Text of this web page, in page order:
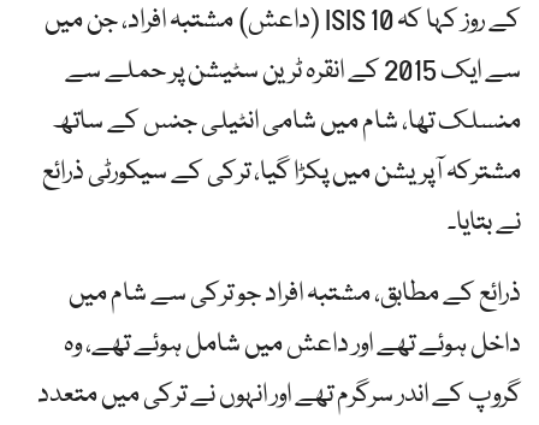
کے روز کہا کہ 10 ISIS (داعش) مشتبہ افراد، جن میں
سے ایک 2015 کے انقرہ ٹرین سٹیشن پر حملے سے
منسلک تھا، شام میں شامی انٹیلی جنس کے ساتھ
مشترکہ آپریشن میں پکڑا گیا، ترکی کے سیکورٹی ذرائع
نے بتایا۔
ذرائع کے مطابق، مشتبہ افراد جو ترکی سے شام میں
داخل ہوئے تھے اور داعش میں شامل ہوئے تھے، وہ
گروپ کے اندر سرگرم تھے اور انہوں نے ترکی میں متعدد